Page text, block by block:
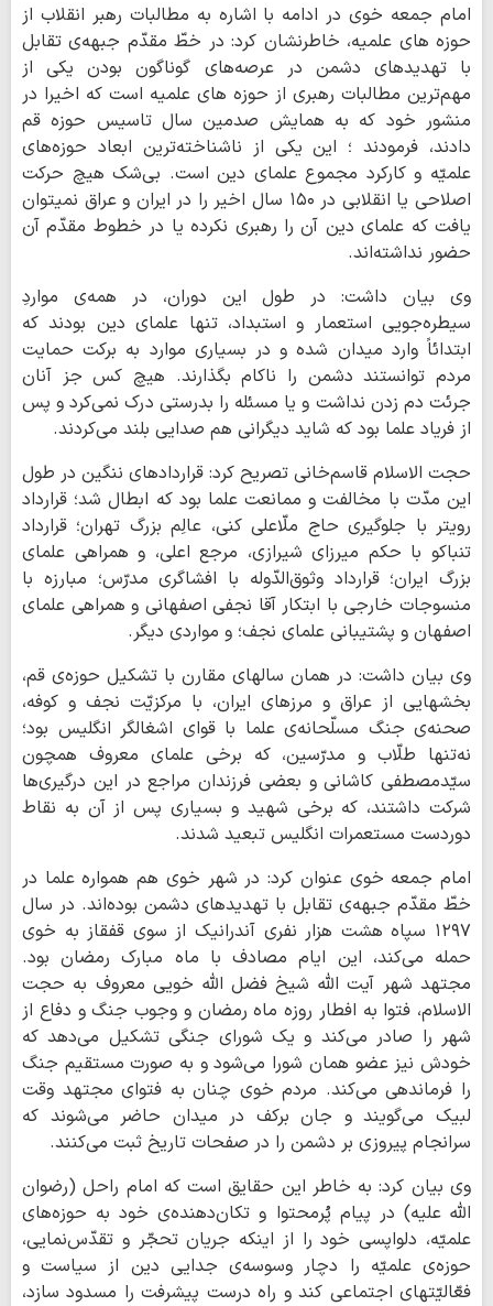
امام جمعه خوی در ادامه با اشاره به مطالبات رهبر انقلاب از
حوزه های علمیه، خاطرنشان کرد: در خطّ مقدّم جبهه‌ی تقابل
با تهدیدهای دشمن در عرصه‌های گوناگون بودن یکی از
مهم‌ترین مطالبات رهبری از حوزه های علمیه است که اخیرا در
منشور خود که به همایش صدمین سال تاسیس حوزه قم
دادند، فرمودند ؛ این یکی از ناشناخته‌ترین ابعاد حوزه‌های
علمیّه و کارکرد مجموع‌ علمای دین است. بی‌شک هیچ حرکت
اصلاحی یا انقلابی در ۱۵۰ سال اخیر را در ایران و عراق نمیتوان
یافت که علمای دین آن را رهبری نکرده یا در خطوط مقدّم آن
حضور نداشته‌اند.
وی بیان داشت: در طول این دوران، در همه‌ی مواردِ
سیطره‌جویی استعمار و استبداد، تنها علمای دین بودند که
ابتدائاً وارد میدان شده و در بسیاری موارد به برکت حمایت
مردم توانستند دشمن را ناکام بگذارند. هیچ کس جز آنان
جرئت دم زدن نداشت و یا مسئله را بدرستی درک نمی‌کرد و پس
از فریاد علما بود که شاید دیگرانی هم صدایی بلند می‌کردند.
حجت الاسلام قاسم‌خانی تصریح کرد: قراردادهای ننگین در طول
این مدّت با مخالفت و ممانعت علما بود که ابطال شد؛ قرارداد
رویتر با جلوگیری حاج ملّاعلی کنی، عالِم بزرگ تهران؛ قرارداد
تنباکو با حکم میرزای شیرازی، مرجع اعلی، و همراهی علمای
بزرگ ایران؛ قرارداد وثوق‌الدّوله با افشاگری مدرّس؛ مبارزه با
منسوجات خارجی با ابتکار آقا نجفی اصفهانی و همراهی علمای
اصفهان و پشتیبانی علمای نجف؛ و مواردی دیگر.
وی بیان داشت: در همان سالهای مقارن با تشکیل حوزه‌ی قم،
بخشهایی از عراق و مرزهای ایران، با مرکزیّت نجف و کوفه،
صحنه‌ی جنگ مسلّحانه‌ی علما با قوای اشغالگر انگلیس بود؛
نه‌تنها طلّاب و مدرّسین، که برخی علمای معروف همچون
سیّدمصطفی کاشانی و بعضی فرزندان مراجع در این درگیری‌ها
شرکت داشتند، که برخی شهید و بسیاری پس از آن به نقاط
دوردست مستعمرات انگلیس تبعید شدند.
امام جمعه خوی عنوان کرد: در شهر خوی هم همواره علما در
خطّ مقدّم جبهه‌ی تقابل با تهدیدهای دشمن بوده‌اند. در سال
۱۲۹۷ سپاه هشت هزار نفری آندرانیک از سوی قفقاز به خوی
حمله می‌کند، این ایام مصادف با ماه مبارک رمضان بود.
مجتهد شهر آیت الله شیخ فضل الله خویی معروف به حجت
الاسلام، فتوا به افطار روزه ماه رمضان و وجوب جنگ و دفاع از
شهر را صادر می‌کند و یک شورای جنگی تشکیل می‌دهد که
خودش نیز عضو همان شورا می‌شود و به صورت مستقیم جنگ
را فرماندهی می‌کند. مردم خوی چنان به فتوای مجتهد وقت
لبیک می‌گویند و جان برکف در میدان حاضر می‌شوند که
سرانجام پیروزی بر دشمن را در صفحات تاریخ ثبت می‌کنند.
وی بیان کرد: به خاطر این حقایق است که امام راحل (رضوان
الله علیه) در پیام پُرمحتوا و تکان‌دهنده‌ی خود به حوزه‌های
علمیّه، دلواپسی خود را از اینکه جریان تحجّر و تقدّس‌نمایی،
حوزه‌ی علمیّه را دچار وسوسه‌ی جدایی دین از سیاست و
فعّالیّتهای اجتماعی کند و راه درست پیشرفت را مسدود سازد،